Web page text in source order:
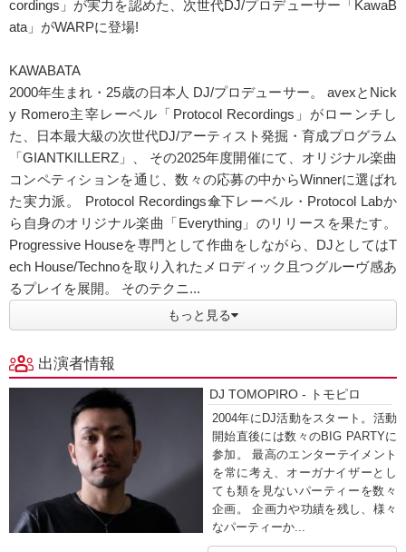
cordings」が実力を認めた、次世代DJ/プロデューサー「KawaB
ata」がWARPに登場!
KAWABATA
2000年生まれ・25歳の日本人 DJ/プロデューサー。 avexとNick
y Romero主宰レーベル「Protocol Recordings」がローンチし
た、日本最大級の次世代DJ/アーティスト発掘・育成プログラム
「GIANTKILLERZ」、 その2025年度開催にて、オリジナル楽曲
コンペティションを通じ、数々の応募の中からWinnerに選ばれ
た実力派。 Protocol Recordings傘下レーベル・Protocol Labか
ら自身のオリジナル楽曲「Everything」のリリースを果たす。
Progressive Houseを専門として作曲をしながら、DJとしてはT
ech House/Technoを取り入れたメロディック且つグルーヴ感あ
るプレイを展開。 そのテクニ...
もっと見る
出演者情報
DJ TOMOPIRO - トモピロ
2004年にDJ活動をスタート。活動
開始直後には数々のBIG PARTYに
参加。 最高のエンターテイメント
を常に考え、オーガナイザーとし
ても類を見ないパーティーを数々
企画。 企画力や功績を残し、様々
なパーティーか...